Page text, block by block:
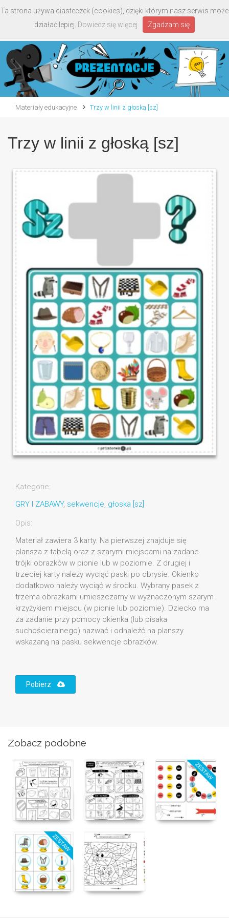
Materiały edukacyjne Trzy w linii z głoską [sz]
Trzy w linii z głoską [sz]
Kategorie:
GRY I ZABAWY, sekwencje, głoska [sz]
Opis:
Materiał zawiera 3 karty. Na pierwszej znajduje się
plansza z tabelą oraz z szarymi miejscami na zadane
trójki obrazków w pionie lub w poziomie. Z drugiej i
trzeciej karty należy wyciąć paski po obrysie. Okienko
dodatkowo należy wyciąć w środku. Wybrany pasek z
trzema obrazkami umieszczamy w wyznaczonym szarym
krzyżykiem miejscu (w pionie lub poziomie). Dziecko ma
za zadanie przy pomocy okienka (lub pisaka
suchościeralnego) nazwać i odnaleźć na planszy
wskazaną na pasku sekwencje obrazków.
Pobierz
Zobacz podobne
Ta strona używa ciasteczek (cookies), dzięki którym nasz serwis może
działać lepiej. Dowiedz się więcej Zgadzam się